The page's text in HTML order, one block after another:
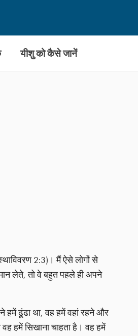
यीशु को कैसे जानें
2:3)। मैं ऐसे लोगों से
लेते, तो वे बहुत पहले ही अपने
ढूंढा था, वह हमें वहां रहने और
हमें सिखाना चाहता है। वह हमें